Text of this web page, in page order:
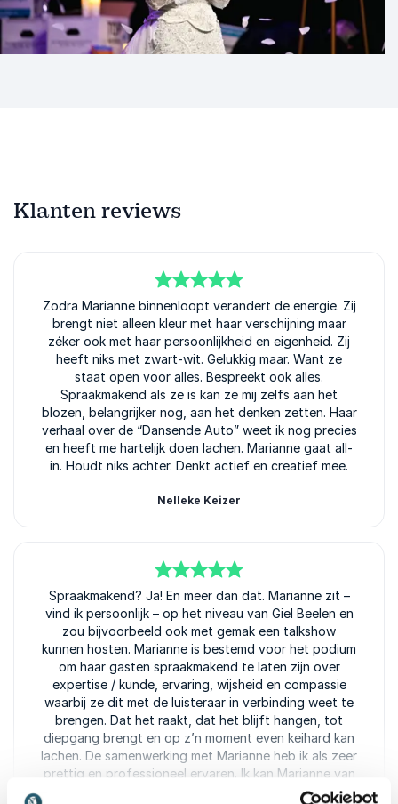
Klanten reviews
5van5
Zodra Marianne binnenloopt verandert de energie. Zij
brengt niet alleen kleur met haar verschijning maar
zéker ook met haar persoonlijkheid en eigenheid. Zij
heeft niks met zwart-wit. Gelukkig maar. Want ze
staat open voor alles. Bespreekt ook alles.
Spraakmakend als ze is kan ze mij zelfs aan het
blozen, belangrijker nog, aan het denken zetten. Haar
verhaal over de “Dansende Auto” weet ik nog precies
en heeft me hartelijk doen lachen. Marianne gaat all-
in. Houdt niks achter. Denkt actief en creatief mee.
Nelleke Keizer
van5
Spraakmakend? Ja! En meer dan dat. Marianne zit –
vind ik persoonlijk – op het niveau van Giel Beelen en
zou bijvoorbeeld ook met gemak een talkshow
kunnen hosten. Marianne is bestemd voor het podium
om haar gasten spraakmakend te laten zijn over
expertise / kunde, ervaring, wijsheid en compassie
waarbij ze dit met de luisteraar in verbinding weet te
brengen. Dat het raakt, dat het blijft hangen, tot
diepgang brengt en op z’n moment even keihard kan
lachen. De samenwerking met Marianne heb ik als zeer
prettig en professioneel ervaren. Ik kan Marianne van